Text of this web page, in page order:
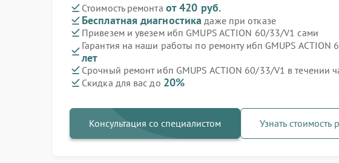
Стоимость ремонта от 420 руб.
Бесплатная диагностика даже при отказе
Привезем и увезем ибп GMUPS ACTION 60/33/V1 сами
Гарантия на наши работы по ремонту ибп GMUPS
лет
Срочный ремонт ибп GMUPS ACTION 60/33/V1 в течении
Скидка для вас до 20%
Консультация со специалистом Узнать стоимость